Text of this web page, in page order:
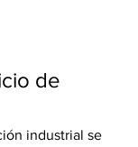
de
industrial se